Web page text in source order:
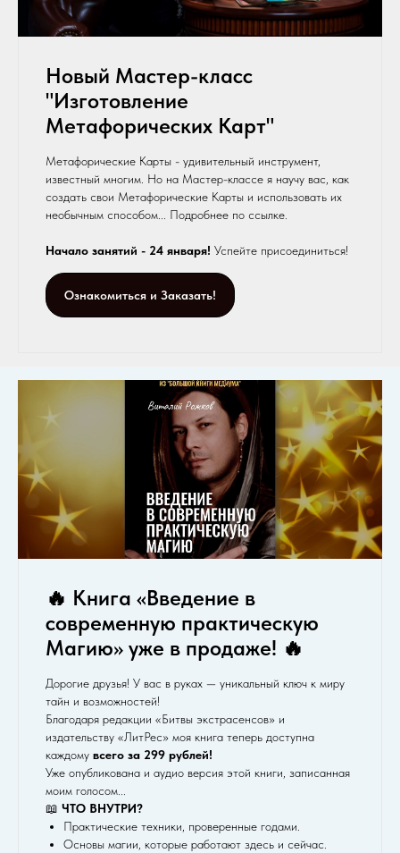
Новый Мастер-класс
"Изготовление
Метафорических Карт"
Метафорические Карты - удивительный инструмент,
известный многим. Но на Мастер-классе я научу вас, как
создать свои Метафорические Карты и использовать их
необычным способом... Подробнее по ссылке.
Начало занятий - 24 января! Успейте присоединиться!
Ознакомиться и Заказать!
🔥 Книга «Введение в
современную практическую
Магию» уже в продаже! 🔥
Дорогие друзья! У вас в руках — уникальный ключ к миру
тайн и возможностей!
Благодаря редакции «Битвы экстрасенсов» и
издательству «ЛитРес» моя книга теперь доступна
каждому всего за 299 рублей!
Уже опубликована и аудио версия этой книги, записанная
моим голосом...
📖 ЧТО ВНУТРИ?
Практические техники, проверенные годами.
Основы магии, которые работают здесь и сейчас.